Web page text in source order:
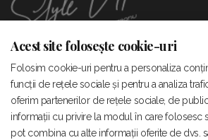
StyleUp este un atelier de creatie
pasiunea si bunul gust se impletesc
reflecta echilibrul perfect dintre puterea si
Acest site folosește cookie-uri
Folosim cookie-uri pentru a personaliza
funcții de rețele sociale și pentru a analiza
oferim partenerilor de rețele sociale, de
informații cu privire la modul în care folosesc
pot combina cu alte informații oferite de dvs.